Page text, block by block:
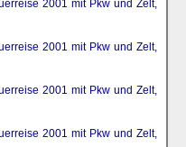
2001 mit Pkw und Zelt,
2001 mit Pkw und Zelt,
2001 mit Pkw und Zelt,
2001 mit Pkw und Zelt,